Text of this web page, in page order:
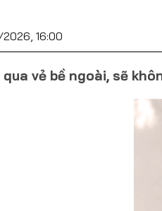
16:00
vẻ bề ngoài, sẽ